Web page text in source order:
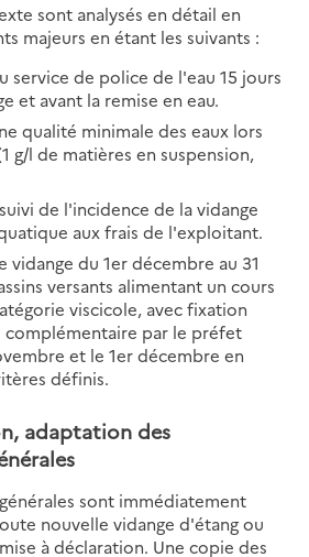
sont analysés en détail en
majeurs en étant les suivants :
service de police de l'eau 15 jours
et avant la remise en eau.
qualité minimale des eaux lors
g/l de matières en suspension,
de l'incidence de la vidange
aux frais de l'exploitant.
du 1er décembre au 31
versants alimentant un cours
viscicole, avec fixation
par le préfet
et le 1er décembre en
définis.
adaptation des
sont immédiatement
nouvelle vidange d'étang ou
à déclaration. Une copie des